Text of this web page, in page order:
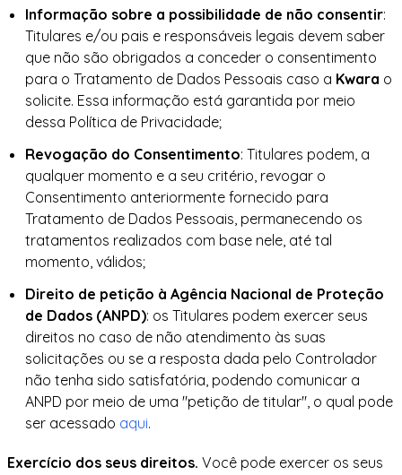
Informação sobre a possibilidade de não consentir:
Titulares e/ou pais e responsáveis legais devem saber
que não são obrigados a conceder o consentimento
para o Tratamento de Dados Pessoais caso a Kwara o
solicite. Essa informação está garantida por meio
dessa Política de Privacidade;
Revogação do Consentimento: Titulares podem, a
qualquer momento e a seu critério, revogar o
Consentimento anteriormente fornecido para
Tratamento de Dados Pessoais, permanecendo os
tratamentos realizados com base nele, até tal
momento, válidos;
Direito de petição à Agência Nacional de Proteção
de Dados (ANPD): os Titulares podem exercer seus
direitos no caso de não atendimento às suas
solicitações ou se a resposta dada pelo Controlador
não tenha sido satisfatória, podendo comunicar a
ANPD por meio de uma "petição de titular", o qual pode
ser acessado aqui.
Exercício dos seus direitos. Você pode exercer os seus